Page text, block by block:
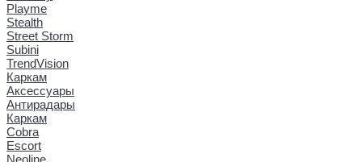
Playme
Stealth
Street Storm
Subini
TrendVision
Каркам
Аксессуары
Антирадары
Каркам
Cobra
Escort
Neoline